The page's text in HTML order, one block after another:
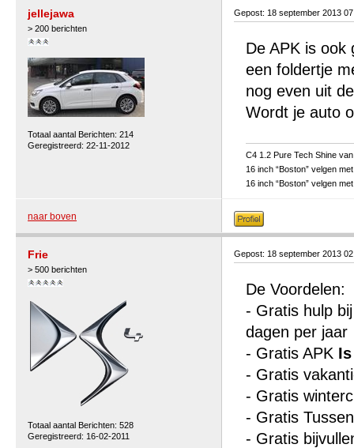
jellejawa
> 200 berichten
Totaal aantal Berichten: 214
Geregistreerd: 22-11-2012
Gepost: 18 september 2013
De APK is ook
een foldertje
nog even uit
Wordt je auto
C4 1.2 Pure Tech Shine
16 inch “Boston” velgen
16 inch “Boston” velgen
naar boven
Frie
> 500 berichten
Totaal aantal Berichten: 528
Geregistreerd: 16-02-2011
Gepost: 18 september 2013
De Voordelen:
- Gratis hulp
dagen per jaar
- Gratis APK
- Gratis
- Gratis
- Gratis
- Gratis